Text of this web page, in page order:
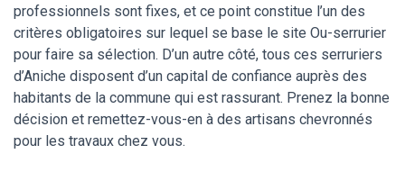
professionnels sont fixes, et ce point constitue l’un des
critères obligatoires sur lequel se base le site Ou-serrurier
pour faire sa sélection. D’un autre côté, tous ces serruriers
d’Aniche disposent d’un capital de confiance auprès des
habitants de la commune qui est rassurant. Prenez la bonne
décision et remettez-vous-en à des artisans chevronnés
pour les travaux chez vous.